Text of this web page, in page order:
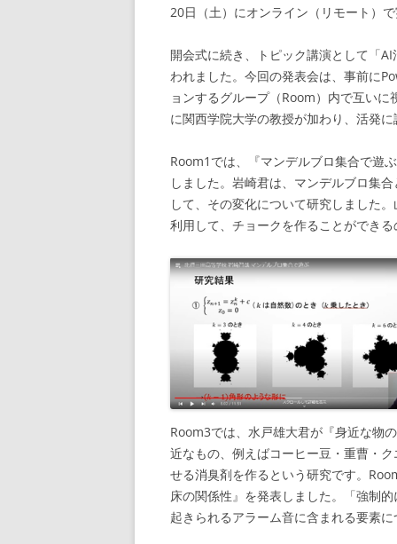
20日（土）にオンライン（リモート）
開会式に続き、トピック講演として「
われました。今回の発表会は、事前に
ョンするグループ（Room）内で互い
に関西学院大学の教授が加わり、活発に
Room1では、『マンデルブロ集合で遊
しました。岩崎君は、マンデルブロ集
して、その変化について研究しました
利用して、チョークを作ることができる
Room3では、水戸雄大君が『身近な物
近なもの、例えばコーヒー豆・重曹・
せる消臭剤を作るという研究です。
床の関係性』を発表しました。「強制
起きられるアラーム音に含まれる要素に